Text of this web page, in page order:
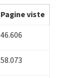
Pagine viste
46.606
58.073